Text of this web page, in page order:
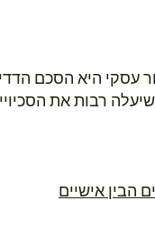
עסקי היא הסכם
רבות את
הבין אישיים